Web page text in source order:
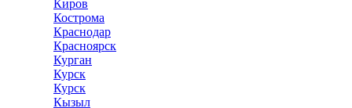
Киров
Кострома
Краснодар
Красноярск
Курган
Курск
Курск
Кызыл